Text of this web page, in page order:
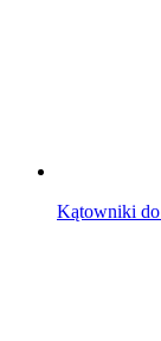
Kątowniki do